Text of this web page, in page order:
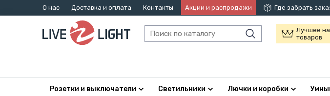
О нас Доставка и оплата Контакты Акции и распродажи Где забрать
Лучшее
товаров
Розетки и выключатели Светильники Лючки и коробки